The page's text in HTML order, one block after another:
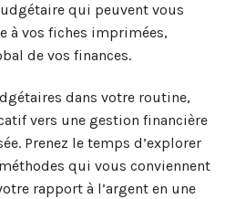
qui peuvent vous
à vos fiches imprimées,
de vos finances.
dans votre routine,
vers une gestion financière
Prenez le temps d’explorer
qui vous conviennent
rapport à l’argent en une